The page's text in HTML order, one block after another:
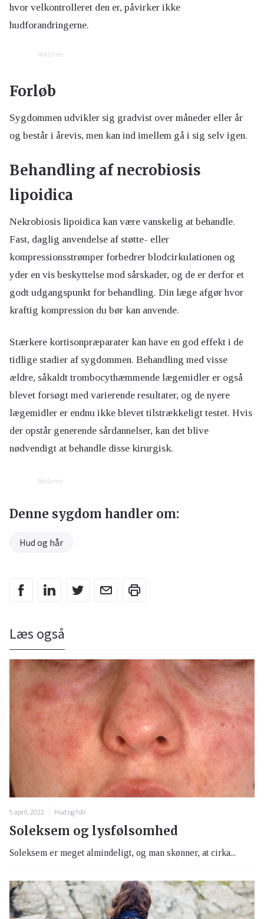
hvor velkontrolleret den er, påvirker ikke
hudforandringerne.
Reklame:
Forløb
Sygdommen udvikler sig gradvist over måneder eller år
og består i årevis, men kan ind imellem gå i sig selv igen.
Behandling af necrobiosis
lipoidica
Nekrobiosis lipoidica kan være vanskelig at behandle.
Fast, daglig anvendelse af støtte- eller
kompressionsstrømper forbedrer blodcirkulationen og
yder en vis beskyttelse mod sårskader, og de er derfor et
godt udgangspunkt for behandling. Din læge afgør hvor
kraftig kompression du bør kan anvende.
Stærkere kortisonpræparater kan have en god effekt i de
tidlige stadier af sygdommen. Behandling med visse
ældre, såkaldt trombocythæmmende lægemidler er også
blevet forsøgt med varierende resultater, og de nyere
lægemidler er endnu ikke blevet tilstrækkeligt testet. Hvis
der opstår generende sårdannelser, kan det blive
nødvendigt at behandle disse kirurgisk.
Reklame:
Denne sygdom handler om:
Hud og hår
Læs også
5 april, 2022 Hud og hår
Soleksem og lysfølsomhed
Soleksem er meget almindeligt, og man skønner, at cirka...